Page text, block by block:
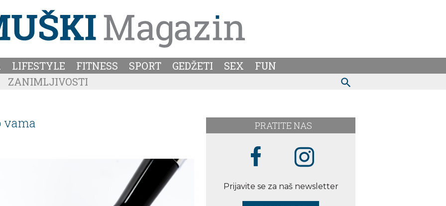
LIFESTYLE FITNESS SPORT GEDŽETI SEX
FUN
ZANIMLJIVOSTI
vama PRATITE NAS
Prijavite se za naš newsletter